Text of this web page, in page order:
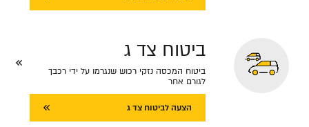
ביטוח צד ג
ביטוח המכסה נזקי רכוש שנגרמו על ידי רכבך
לגורם אחר
הצעה לביטוח צד ג